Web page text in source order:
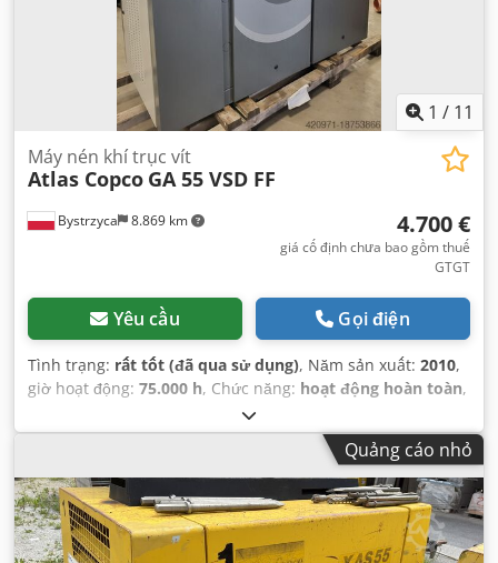
1 / 11
Bystrzyca 8.869 km
Máy nén khí trục vít
Atlas Copco GA 55 VSD FF
4.700 €
giá cố định chưa bao gồm thuế
GTGT
Yêu cầu Gọi điện
Tình trạng: rất tốt (đã qua sử dụng), Năm sản xuất: 2010,
giờ hoạt động: 75.000 h, Chức năng: hoạt động hoàn toàn,
Quảng cáo nhỏ